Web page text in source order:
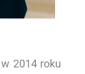
2014 roku